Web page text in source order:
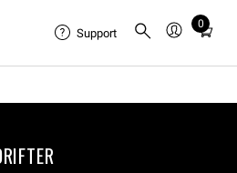
Support
0
Total
cart: